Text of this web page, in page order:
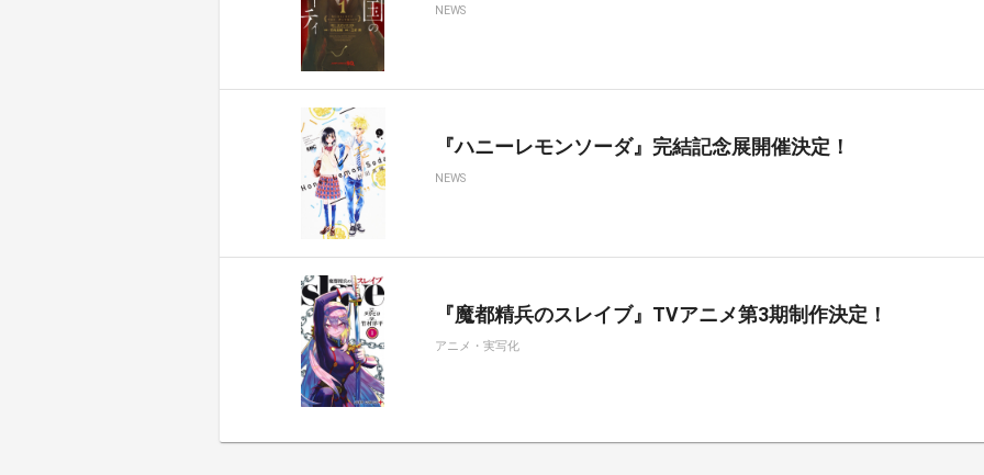
NEWS
『ハニーレモンソーダ』完結記念展開催決定！
NEWS
『魔都精兵のスレイブ』TVアニメ第3期制作決定！
アニメ・実写化